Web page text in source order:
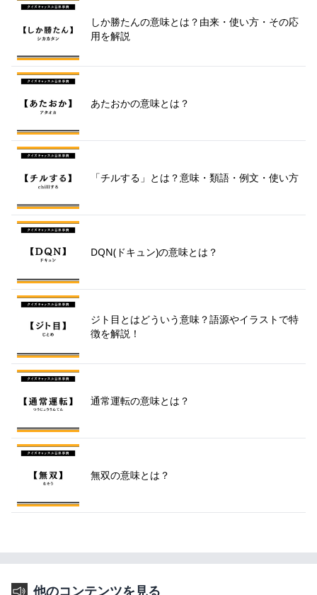
しか勝たんの意味とは？由来・使い方・その応
用を解説
あたおかの意味とは？
「チルする」とは？意味・類語・例文・使い方
DQN(ドキュン)の意味とは？
ジト目とはどういう意味？語源やイラストで特
徴を解説！
通常運転の意味とは？
無双の意味とは？
他のコンテンツを見る